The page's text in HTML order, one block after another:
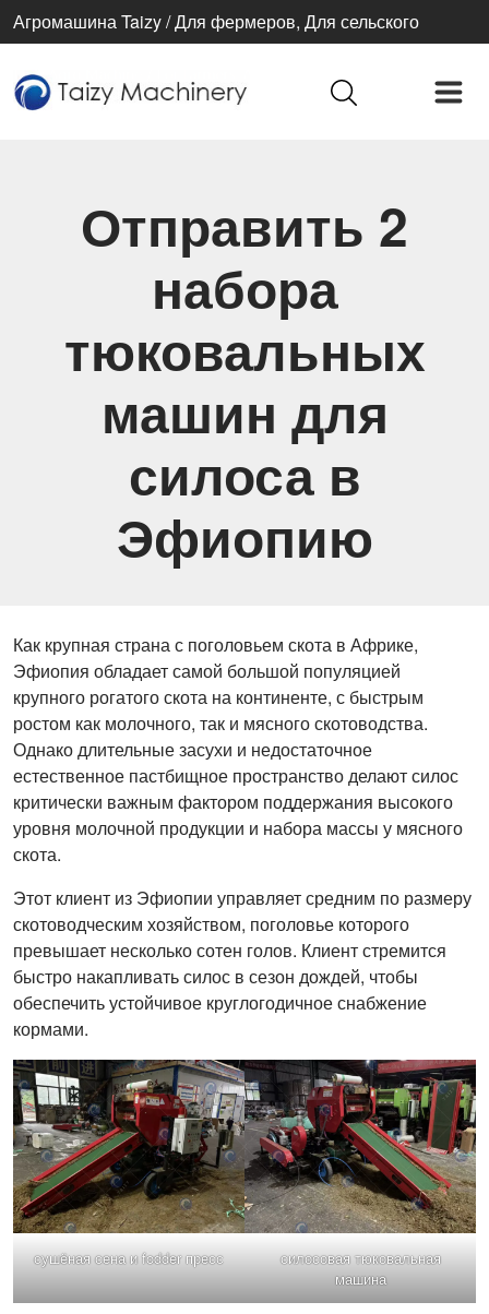
Агромашина Taizy / Для фермеров, Для сельского
Отправить 2
набора
тюковальных
машин для
силоса в
Эфиопию
Как крупная страна с поголовьем скота в Африке,
Эфиопия обладает самой большой популяцией
крупного рогатого скота на континенте, с быстрым
ростом как молочного, так и мясного скотоводства.
Однако длительные засухи и недостаточное
естественное пастбищное пространство делают силос
критически важным фактором поддержания высокого
уровня молочной продукции и набора массы у мясного
скота.
Этот клиент из Эфиопии управляет средним по размеру
скотоводческим хозяйством, поголовье которого
превышает несколько сотен голов. Клиент стремится
быстро накапливать силос в сезон дождей, чтобы
обеспечить устойчивое круглогодичное снабжение
кормами.
сушёная сена и fodder пресс
силосовая тюковальная
машина